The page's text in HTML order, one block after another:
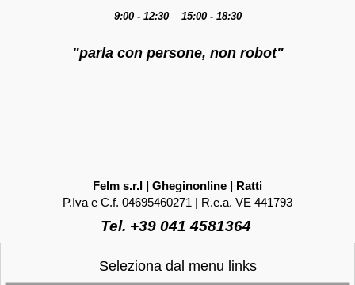
9:00 - 12:30 15:00 - 18:30
"parla con persone, non robot"
Felm s.r.l | Gheginonline | Ratti
P.Iva e C.f. 04695460271 | R.e.a. VE 441793
Tel. +39 041 4581364
Seleziona dal menu links